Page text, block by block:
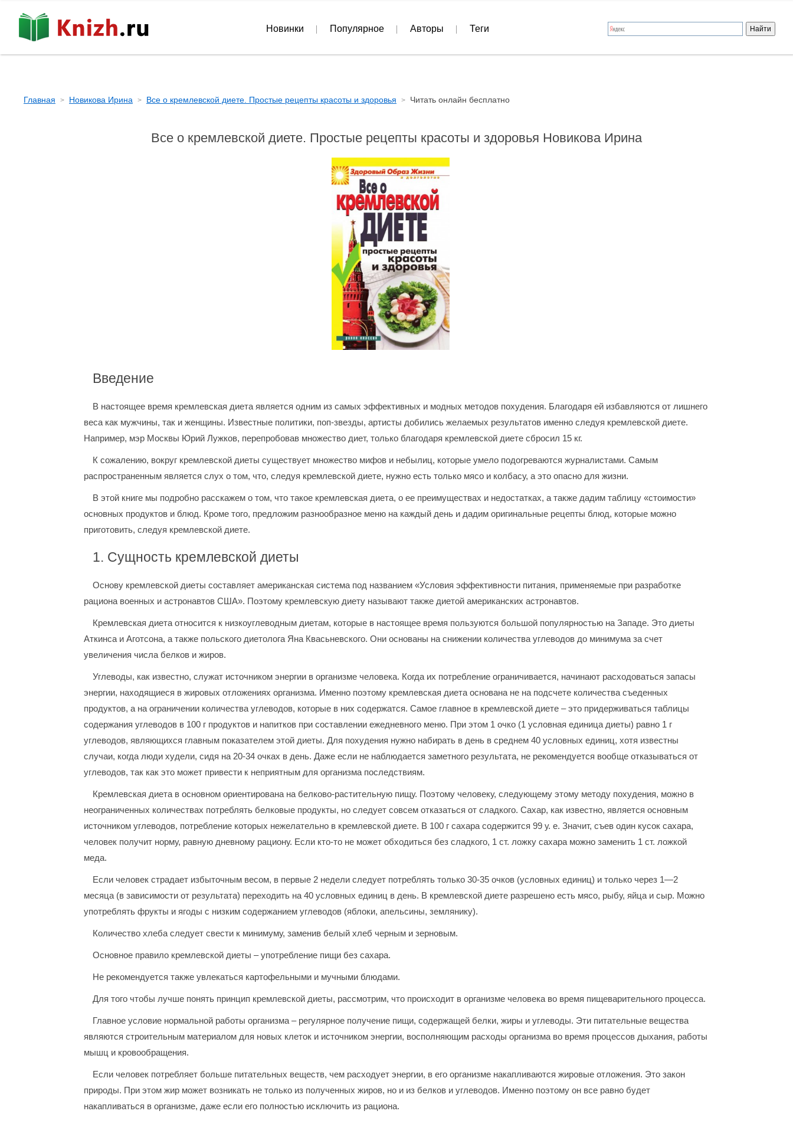
Главная Новикова Ирина Все о кремлевской диете. Простые рецепты красоты и здоровья Читать онлайн бесплатно
Все о кремлевской диете. Простые рецепты красоты и здоровья Новикова Ирина
Введение
В настоящее время кремлевская диета является одним из самых эффективных и модных методов похудения. Благодаря ей избавляются от лишнего
веса как мужчины, так и женщины. Известные политики, поп-звезды, артисты добились желаемых результатов именно следуя кремлевской диете.
Например, мэр Москвы Юрий Лужков, перепробовав множество диет, только благодаря кремлевской диете сбросил 15 кг.
К сожалению, вокруг кремлевской диеты существует множество мифов и небылиц, которые умело подогреваются журналистами. Самым
распространенным является слух о том, что, следуя кремлевской диете, нужно есть только мясо и колбасу, а это опасно для жизни.
В этой книге мы подробно расскажем о том, что такое кремлевская диета, о ее преимуществах и недостатках, а также дадим таблицу «стоимости»
основных продуктов и блюд. Кроме того, предложим разнообразное меню на каждый день и дадим оригинальные рецепты блюд, которые можно
приготовить, следуя кремлевской диете.
1. Сущность кремлевской диеты
Основу кремлевской диеты составляет американская система под названием «Условия эффективности питания, применяемые при разработке
рациона военных и астронавтов США». Поэтому кремлевскую диету называют также диетой американских астронавтов.
Кремлевская диета относится к низкоуглеводным диетам, которые в настоящее время пользуются большой популярностью на Западе. Это диеты
Аткинса и Аготсона, а также польского диетолога Яна Квасьневского. Они основаны на снижении количества углеводов до минимума за счет
увеличения числа белков и жиров.
Углеводы, как известно, служат источником энергии в организме человека. Когда их потребление ограничивается, начинают расходоваться запасы
энергии, находящиеся в жировых отложениях организма. Именно поэтому кремлевская диета основана не на подсчете количества съеденных
продуктов, а на ограничении количества углеводов, которые в них содержатся. Самое главное в кремлевской диете – это придерживаться таблицы
содержания углеводов в 100 г продуктов и напитков при составлении ежедневного меню. При этом 1 очко (1 условная единица диеты) равно 1 г
углеводов, являющихся главным показателем этой диеты. Для похудения нужно набирать в день в среднем 40 условных единиц, хотя известны
случаи, когда люди худели, сидя на 20-34 очках в день. Даже если не наблюдается заметного результата, не рекомендуется вообще отказываться от
углеводов, так как это может привести к неприятным для организма последствиям.
Кремлевская диета в основном ориентирована на белково-растительную пищу. Поэтому человеку, следующему этому методу похудения, можно в
неограниченных количествах потреблять белковые продукты, но следует совсем отказаться от сладкого. Сахар, как известно, является основным
источником углеводов, потребление которых нежелательно в кремлевской диете. В 100 г сахара содержится 99 у. е. Значит, съев один кусок сахара,
человек получит норму, равную дневному рациону. Если кто-то не может обходиться без сладкого, 1 ст. ложку сахара можно заменить 1 ст. ложкой
меда.
Если человек страдает избыточным весом, в первые 2 недели следует потреблять только 30-35 очков (условных единиц) и только через 1—2
месяца (в зависимости от результата) переходить на 40 условных единиц в день. В кремлевской диете разрешено есть мясо, рыбу, яйца и сыр. Можно
употреблять фрукты и ягоды с низким содержанием углеводов (яблоки, апельсины, землянику).
Количество хлеба следует свести к минимуму, заменив белый хлеб черным и зерновым.
Основное правило кремлевской диеты – употребление пищи без сахара.
Не рекомендуется также увлекаться картофельными и мучными блюдами.
Для того чтобы лучше понять принцип кремлевской диеты, рассмотрим, что происходит в организме человека во время пищеварительного процесса.
Главное условие нормальной работы организма – регулярное получение пищи, содержащей белки, жиры и углеводы. Эти питательные вещества
являются строительным материалом для новых клеток и источником энергии, восполняющим расходы организма во время процессов дыхания, работы
мышц и кровообращения.
Если человек потребляет больше питательных веществ, чем расходует энергии, в его организме накапливаются жировые отложения. Это закон
природы. При этом жир может возникать не только из полученных жиров, но и из белков и углеводов. Именно поэтому он все равно будет
накапливаться в организме, даже если его полностью исключить из рациона.
Новинки Популярное Авторы Теги